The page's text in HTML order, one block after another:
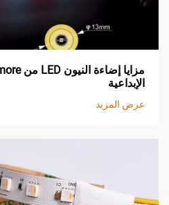
الإبداعية
عرض المزيد